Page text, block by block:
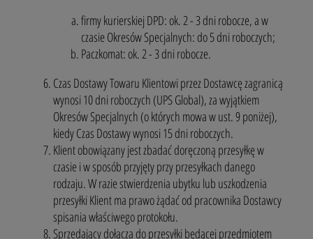
firmy kurierskiej DPD: ok. 2 - 3 dni robocze, a w
czasie Okresów Specjalnych: do 5 dni roboczych;
Paczkomat: ok. 2 - 3 dni robocze.
Czas Dostawy Towaru Klientowi przez Dostawcę zagranicą
wynosi 10 dni roboczych (UPS Global), za wyjątkiem
Okresów Specjalnych (o których mowa w ust. 9 poniżej),
kiedy Czas Dostawy wynosi 15 dni roboczych.
Klient obowiązany jest zbadać doręczoną przesyłkę w
czasie i w sposób przyjęty przy przesyłkach danego
rodzaju. W razie stwierdzenia ubytku lub uszkodzenia
przesyłki Klient ma prawo żądać od pracownika Dostawcy
spisania właściwego protokołu.
Sprzedający dołącza do przesyłki będącej przedmiotem